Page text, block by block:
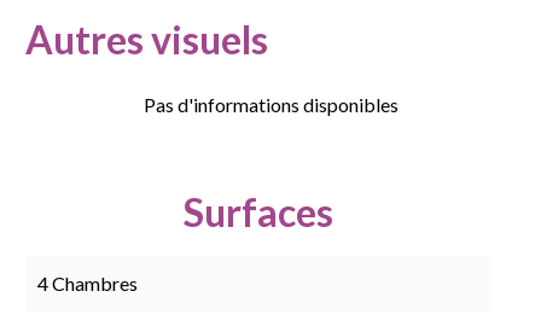
Autres visuels
Pas d'informations disponibles
Surfaces
4 Chambres